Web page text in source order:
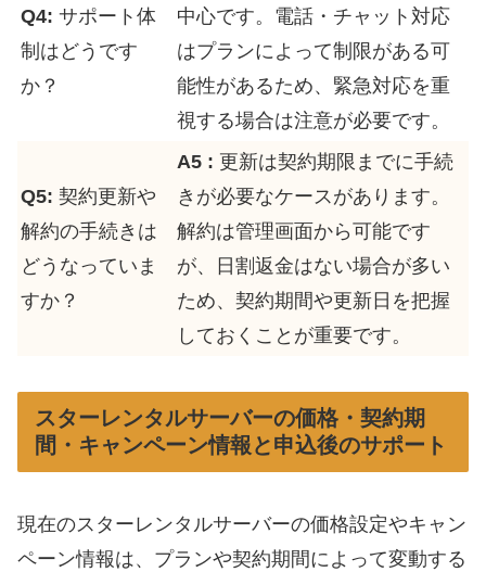
Q4: サポート体
制はどうです
か？
中心です。電話・チャット対応
はプランによって制限がある可
能性があるため、緊急対応を重
視する場合は注意が必要です。
Q5: 契約更新や
解約の手続きは
どうなっていま
すか？
A5 : 更新は契約期限までに手続
きが必要なケースがあります。
解約は管理画面から可能です
が、日割返金はない場合が多い
ため、契約期間や更新日を把握
しておくことが重要です。
スターレンタルサーバーの価格・契約期
間・キャンペーン情報と申込後のサポート
現在のスターレンタルサーバーの価格設定やキャン
ペーン情報は、プランや契約期間によって変動する